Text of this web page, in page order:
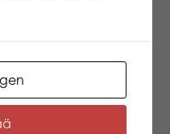
50pc
Magnetic Race Track
Blocks